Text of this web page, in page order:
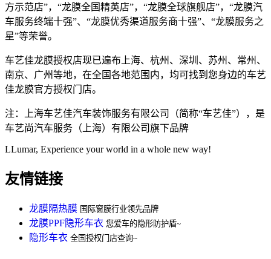
方示范店”，“龙膜全国精英店”，“龙膜全球旗舰店”，“龙膜汽
车服务终端十强”、“龙膜优秀渠道服务商十强”、“龙膜服务之
星”等荣誉。
车艺佳龙膜授权店现已遍布上海、杭州、深圳、苏州、常州、
南京、广州等地，在全国各地范围内，均可找到您身边的车艺
佳龙膜官方授权门店。
注：上海车艺佳汽车装饰服务有限公司（简称“车艺佳”），是
车艺尚汽车服务（上海）有限公司旗下品牌
LLumar, Experience your world in a whole new way!
友情链接
龙膜隔热膜 国际窗膜行业领先品牌
龙膜PPF隐形车衣 您爱车的隐形防护盾~
隐形车衣 全国授权门店查询~